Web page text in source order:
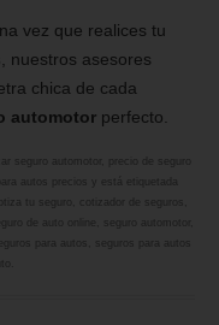
vez que realices tu
, nuestros asesores
chica de cada
automotor perfecto.
seguro automotor
tu seguro cotizador de seguros
de auto online